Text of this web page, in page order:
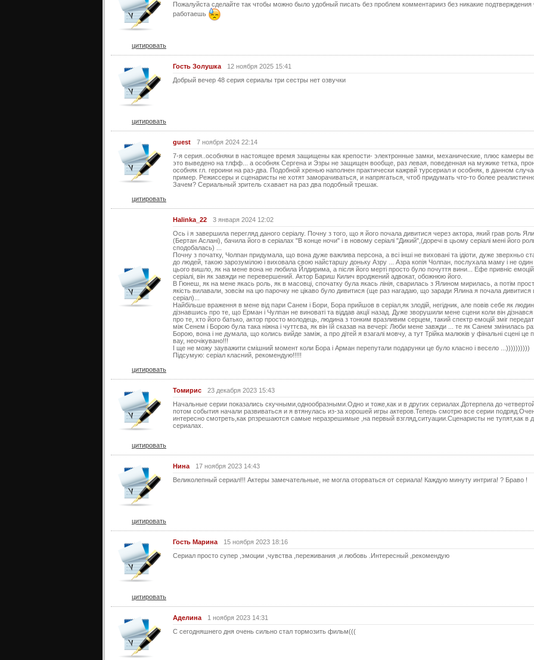
20
24
24
25
26
27
27
28
28
29
30
31
Пожалуйста сделайте так чтобы можно было удобный писать без проблем комментарииз без никакие подтверждения
работаешь
цитировать
Гость Золушка
12 ноября 2025 15:41
Добрый вечер 48 серия сериалы три сестры нет озвучки
цитировать
guest
7 ноября 2024 22:14
7-я серия..особняки в настоящее время защищены как крепости- электронные замки, механические, плюс камеры
это выведено на тлфф... а особняк Сергена и Эзры не защищен вообще, раз левая, поведенная на мужике тетка,
особняк гл. героини на раз-два. Подобной хренью наполнен практически кажрвй турсериал и особняк, в данном
пример. Режиссеры и сценаристы не хотят заморачиваться, и напрягаться, чтоб придумать что-то более
Зачем? Сериальный зритель схавает на раз два подобный трешак.
цитировать
Halinka_22
3 января 2024 12:02
Ось і я завершила перегляд даного серіалу. Почну з того, що я його почала дивитися через актора, який грав роль
(Бертан Аслані), бачила його в серіалах "В конце ночи" і в новому серіалі "Дикий",(доречі в цьому серіалі мені його
сподобалась) ...
Почну з початку, Чолпан придумала, що вона дуже важлива персона, а всі інші не виховані та ідіоти, дуже зверхньо
до людей, такою зарозумілою і виховала свою найстаршу доньку Азру ... Азра копія Чолпан, послухала маму і не один
цього вишло, як на мене вона не любила Йлдирима, а після його мерті просто було почуття вини... Ефе привніс
серіалі, він як завжди не перевершений. Актор Бариш Килич вроджений адвокат, обожнюю його.
В Гюнеш, як на мене якась роль, як в масовці, спочатку була якась лінія, сварилась з Ялином мирилась, а потім
якість вилавали, зовсім на цю парочку не цікаво було дивитися (ще раз нагадаю, що заради Ялина я почала дивитися
серіал)...
Найбільше враження в мене від пари Санем і Бори, Бора прийшов в серіал,як злодій, негідник, але повів себе як
дізнавшись про те, що Ерман і Чулпан не виноваті та віддав акції назад. Дуже зворушили мене сцени коли він
про те, хто його батько, актор просто молодець, людина з тонким вразливим серцем, такий спектр емоцій зміг
між Сенем і Борою була така ніжна і чуттєва, як він їй сказав на вечері: Люби мене завжди ... те як Санем змінилась
Борою, вона і не думала, що колись вийде заміж, а про дітей я взагалі мовчу, а тут Трійка малюків у фінальні сцені це
вау, неочікувано!!!
І ще не можу зауважити смішний момент коли Бора і Арман перепутали подарунки це було класно і весело ...))))))))))
Підсумую: серіал класний, рекомендую!!!!!
цитировать
Томирис
23 декабря 2023 15:43
Начальные серии показались скучными,однообразными.Одно и тоже,как и в других сериалах.Дотерпела до
потом события начали развиваться и я втянулась из-за хорошей игры актеров.Теперь смотрю все серии
интересно смотреть,как рпзрешаются самые неразрешимые ,на первый взгляд,ситуации.Сценаристы не тупят,как в
сериалах.
цитировать
Нина
17 ноября 2023 14:43
Великолепный сериал!!! Актеры замечательные, не могла оторваться от сериала! Каждую минуту интрига! ? Браво !
цитировать
Гость Марина
15 ноября 2023 18:16
Сериал просто супер ,эмоции ,чувства ,переживания ,и любовь .Интересный ,рекомендую
цитировать
Аделина
1 ноября 2023 14:31
С сегодняшнего дня очень сильно стал тормозить фильм(((